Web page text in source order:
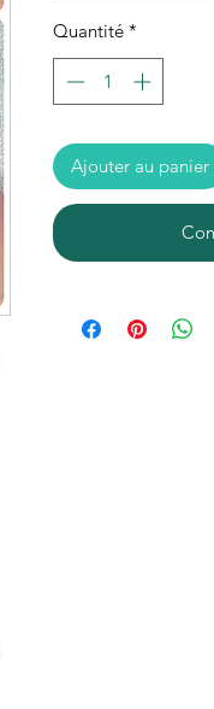
Quantité *
Ajouter au panier